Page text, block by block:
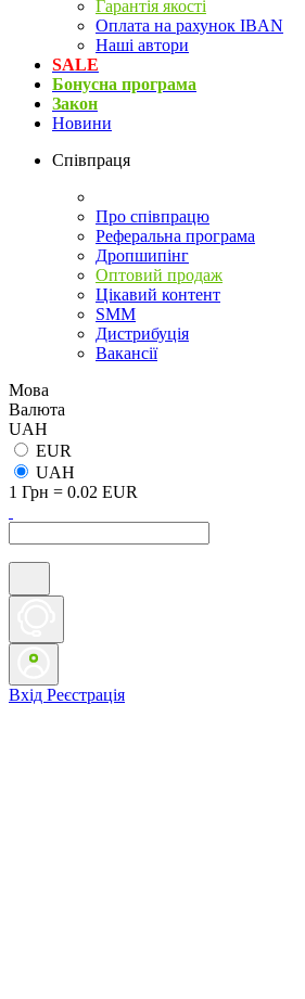
Гарантія якості
Оплата на рахунок IBAN
Наші автори
SALE
Бонусна програма
Закон
Новини
Співпраця
Про співпрацю
Реферальна програма
Дропшипінг
Оптовий продаж
Цікавий контент
SMM
Дистрибуція
Вакансії
Мова
Валюта
UAH
EUR
UAH
1 Грн = 0.02 EUR
Вхід Реєстрація